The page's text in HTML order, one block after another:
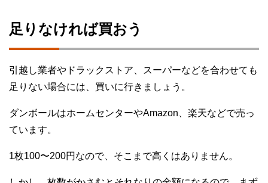
足りなければ買おう
引越し業者やドラックストア、スーパーなどを合わせても
足りない場合には、買いに行きましょう。
ダンボールはホームセンターやAmazon、楽天などで売っ
ています。
1枚100〜200円なので、そこまで高くはありません。